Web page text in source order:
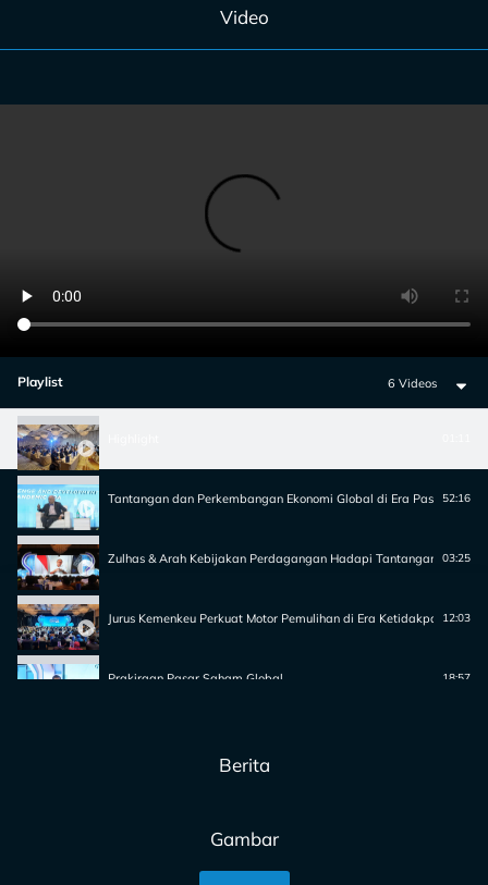
Video
Berita
Gambar
Playlist 6 Videos
Tantangan dan Perkembangan Ekonomi Global di Era Pasca52:16
Zulhas & Arah Kebijakan Perdagangan Hadapi Tantangan Global
03:25
Jurus Kemenkeu Perkuat Motor Pemulihan di Era Ketidakpastian
12:03
Prakiraan Pasar Saham Global 18:57